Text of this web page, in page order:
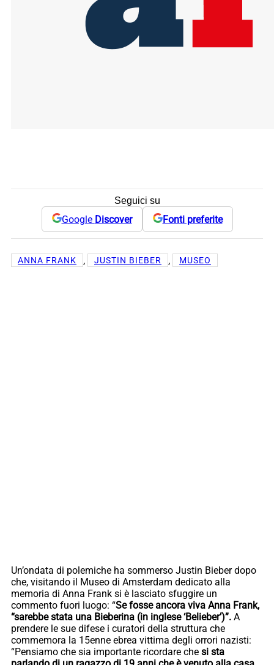
Seguici su
Google Discover Fonti preferite
ANNA FRANK , JUSTIN BIEBER , MUSEO
Un’ondata di polemiche ha sommerso Justin Bieber dopo
che, visitando il Museo di Amsterdam dedicato alla
memoria di Anna Frank si è lasciato sfuggire un
commento fuori luogo: “Se fosse ancora viva Anna Frank,
“sarebbe stata una Bieberina (in inglese ‘Belieber’)”. A
prendere le sue difese i curatori della struttura che
commemora la 15enne ebrea vittima degli orrori nazisti:
“Pensiamo che sia importante ricordare che si sta